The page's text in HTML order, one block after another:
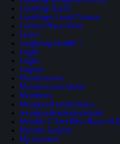
Landing: SaaS
Landings: Lead Course
Latihan Baca Kata
Learn
lengkung bertitik 1
Login
Login
Logout
Maintenance
Maintenance Mode
Members
Mengenal tanda baca
mengenalmetodejariyah
Metode 2 Jam Bisa Baca Al
Metode Jariyah
My account